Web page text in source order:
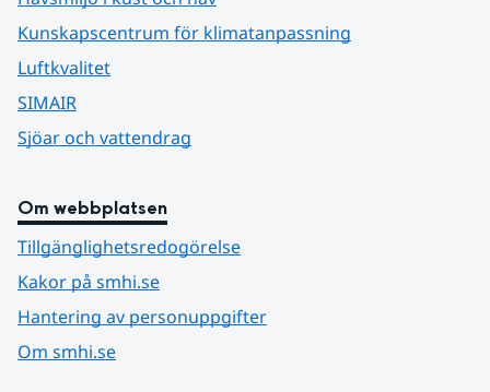
Kunskapscentrum för klimatanpassning
Luftkvalitet
SIMAIR
Sjöar och vattendrag
Om webbplatsen
Tillgänglighetsredogörelse
Kakor på smhi.se
Hantering av personuppgifter
Om smhi.se